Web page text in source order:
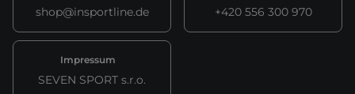
shop@insportline.de +420 556 300 970
Impressum
SEVEN SPORT s.r.o.